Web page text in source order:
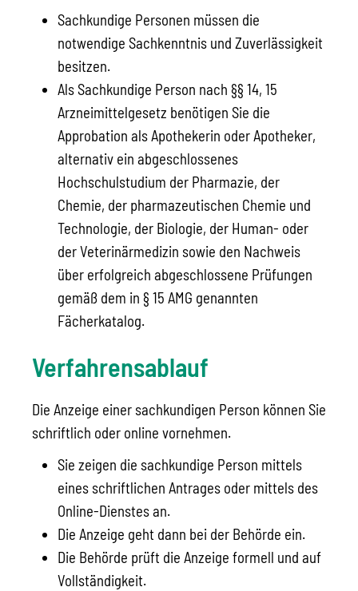
Sachkundige Personen müssen die
notwendige Sachkenntnis und Zuverlässigkeit
besitzen.
Als Sachkundige Person nach §§ 14, 15
Arzneimittelgesetz benötigen Sie die
Approbation als Apothekerin oder Apotheker,
alternativ ein abgeschlossenes
Hochschulstudium der Pharmazie, der
Chemie, der pharmazeutischen Chemie und
Technologie, der Biologie, der Human- oder
der Veterinärmedizin sowie den Nachweis
über erfolgreich abgeschlossene Prüfungen
gemäß dem in § 15 AMG genannten
Fächerkatalog.
Verfahrensablauf
Die Anzeige einer sachkundigen Person können Sie
schriftlich oder online vornehmen.
Sie zeigen die sachkundige Person mittels
eines schriftlichen Antrages oder mittels des
Online-Dienstes an.
Die Anzeige geht dann bei der Behörde ein.
Die Behörde prüft die Anzeige formell und auf
Vollständigkeit.